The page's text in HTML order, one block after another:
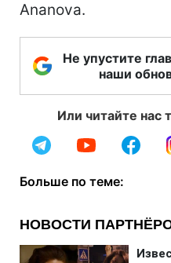
Ananova.
Не упустите
наши
Или читайте нас
Больше по теме: